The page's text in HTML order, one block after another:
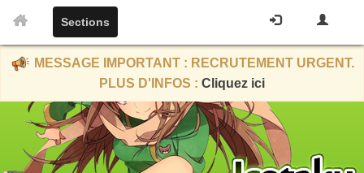
Sections
MESSAGE IMPORTANT : RECRUTEMENT URGENT.
PLUS D'INFOS : Cliquez ici